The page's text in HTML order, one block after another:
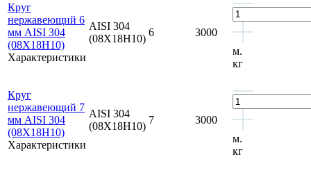
Круг
нержавеющий 6
мм AISI 304
(08Х18Н10)
Характеристики
AISI 304
(08Х18Н10)
6
3000
м.
кг
Круг
нержавеющий 7
мм AISI 304
(08Х18Н10)
Характеристики
AISI 304
(08Х18Н10)
7
3000
м.
кг